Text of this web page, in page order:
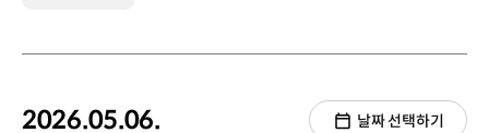
2026.05.06. 날짜 선택하기